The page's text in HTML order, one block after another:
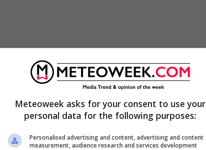
influenzare le elezioni del 2016 a vantaggio
perché ci sono deibuchi neri nella
settembre 2019
2019, di alcuniesponenti
complotto da me ordito contro il
nella Enews.
Meteoweek asks for your consent to use your
personal data for the following purposes:
Personalised advertising and content, advertising and content
measurement, audience research and services development